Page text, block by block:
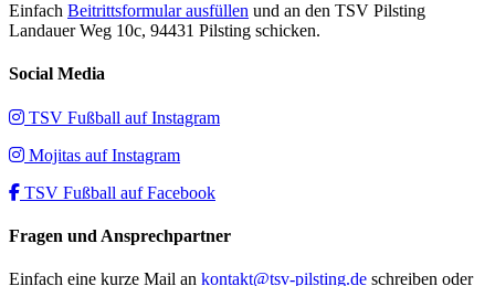
Einfach Beitrittsformular ausfüllen und an den TSV Pilsting
Landauer Weg 10c, 94431 Pilsting schicken.
Social Media
TSV Fußball auf Instagram
Mojitas auf Instagram
TSV Fußball auf Facebook
Fragen und Ansprechpartner
Einfach eine kurze Mail an kontakt@tsv-pilsting.de schreiben oder